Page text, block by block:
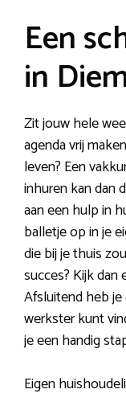
Een
in
Zit jouw hele
agenda vrij
leven? Een
inhuren kan dan
aan een hulp in
balletje op in je
die bij je thuis
succes? Kijk
Afsluitend heb
werkster kunt
je een handig
Eigen